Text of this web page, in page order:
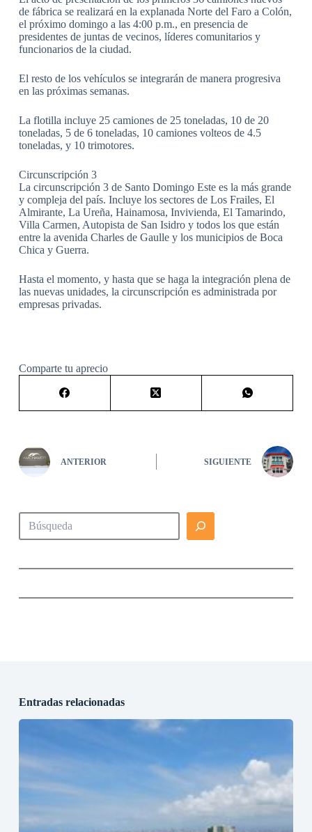
de fábrica se realizará en la explanada Norte del Faro a Colón,
el próximo domingo a las 4:00 p.m., en presencia de
presidentes de juntas de vecinos, líderes comunitarios y
funcionarios de la ciudad.
El resto de los vehículos se integrarán de manera progresiva
en las próximas semanas.
La flotilla incluye 25 camiones de 25 toneladas, 10 de 20
toneladas, 5 de 6 toneladas, 10 camiones volteos de 4.5
toneladas, y 10 trimotores.
Circunscripción 3
La circunscripción 3 de Santo Domingo Este es la más grande
y compleja del país. Incluye los sectores de Los Frailes, El
Almirante, La Ureña, Hainamosa, Invivienda, El Tamarindo,
Villa Carmen, Autopista de San Isidro y todos los que están
entre la avenida Charles de Gaulle y los municipios de Boca
Chica y Guerra.
Hasta el momento, y hasta que se haga la integración plena de
las nuevas unidades, la circunscripción es administrada por
empresas privadas.
Comparte tu aprecio
ANTERIOR SIGUIENTE
Buscar
Entradas relacionadas